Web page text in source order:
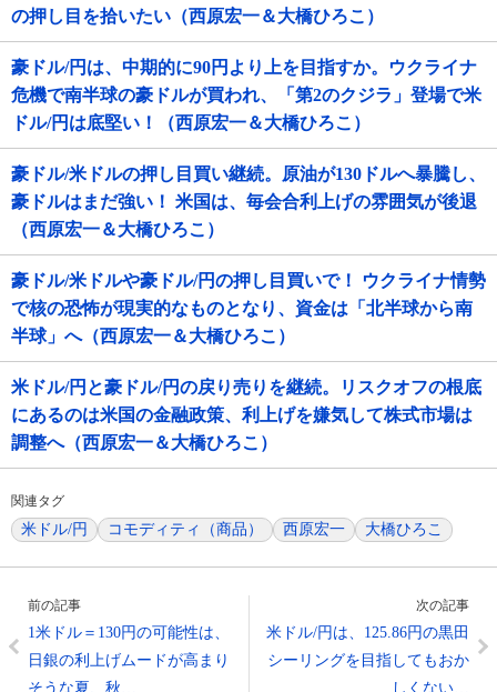
の押し目を拾いたい（西原宏一＆大橋ひろこ）
豪ドル/円は、中期的に90円より上を目指すか。ウクライナ
危機で南半球の豪ドルが買われ、「第2のクジラ」登場で米
ドル/円は底堅い！（西原宏一＆大橋ひろこ）
豪ドル/米ドルの押し目買い継続。原油が130ドルへ暴騰し、
豪ドルはまだ強い！ 米国は、毎会合利上げの雰囲気が後退
（西原宏一＆大橋ひろこ）
豪ドル/米ドルや豪ドル/円の押し目買いで！ ウクライナ情勢
で核の恐怖が現実的なものとなり、資金は「北半球から南
半球」へ（西原宏一＆大橋ひろこ）
米ドル/円と豪ドル/円の戻り売りを継続。リスクオフの根底
にあるのは米国の金融政策、利上げを嫌気して株式市場は
調整へ（西原宏一＆大橋ひろこ）
関連タグ
米ドル/円 コモディティ（商品） 西原宏一 大橋ひろこ
前の記事
1米ドル＝130円の可能性は、
日銀の利上げムードが高まり
そうな夏、秋…
次の記事
米ドル/円は、125.86円の黒田
シーリングを目指してもおか
しくない…